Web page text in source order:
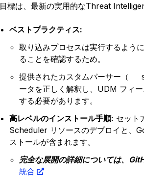
目標は、最新の実用的なThreat
ベストプラクティス:
取り込みプロセスは実行するよう
ることを確認するため。
提供されたカスタムパーサー（
ータを正しく解釈し、UDM フィ
する必要があります。
高レベルのインストール手順: セット
Scheduler リソースのデプロイと、
ストールが含まれます。
完全な展開の詳細については、
統合